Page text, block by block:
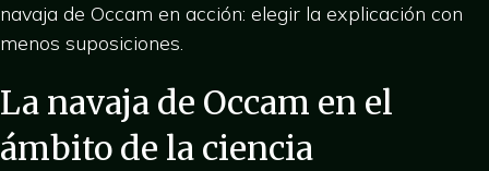
navaja de Occam en acción: elegir la explicación con
menos suposiciones.
La navaja de Occam en el
ámbito de la ciencia